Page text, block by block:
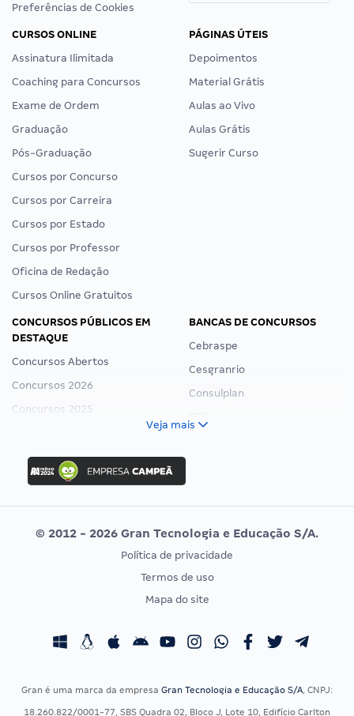
Preferências de Cookies
CURSOS ONLINE
Assinatura Ilimitada
Coaching para Concursos
Exame de Ordem
Graduação
Pós-Graduação
Cursos por Concurso
Cursos por Carreira
Cursos por Estado
Cursos por Professor
Oficina de Redação
Cursos Online Gratuitos
PÁGINAS ÚTEIS
Depoimentos
Material Grátis
Aulas ao Vivo
Aulas Grátis
Sugerir Curso
CONCURSOS PÚBLICOS EM
DESTAQUE
Concursos Abertos
Concursos 2026
Concursos 2025
Concurso Ibama
Concurso MPU
Editais publicados
BANCAS DE CONCURSOS
Cebraspe
Cesgranrio
Consulplan
Vunesp
CONCURSOS POR PROFISSÃO
Concursos Fiscais
EXAME DE ORDEM
Calendário OAB
Veja mais
© 2012 - 2026 Gran Tecnologia e Educação S/A.
Política de privacidade
Termos de uso
Mapa do site
Gran é uma marca da empresa Gran Tecnologia e Educação S/A, CNPJ:
18.260.822/0001-77, SBS Quadra 02, Bloco J, Lote 10, Edifício Carlton